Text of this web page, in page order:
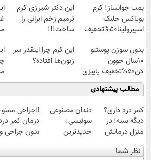
بمب جوانساز! کرم
بوتاکس جلبک
اسپیرولینا50%تخفیف
این دکتر شیرازی کرم
ترمیم زخم ایرانی را
ساخت!!!
بدون سوزن پوستتو
10سال جوون
کن50%تخفیف پاییزی
این کرم چرا اینقدر سر
زبون‌ها افتاده؟
مطالب پیشنهادی
کمر درد داری؟
دیگه بسه! در
منزل درمانش
کن
(◀پرسش‌نامه)
دندان مصنوعی
سوئیسی:
جدیدترین
فناوری اروپا،
سبک و مقاوم |
‼️جراحی
درمان کمر
بدون جراحی و
دوره نقاهت
نظر شما